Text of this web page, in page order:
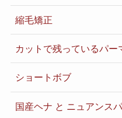
縮毛矯正
カットで残っているパー
ショートボブ
国産ヘナ と ニュアンス